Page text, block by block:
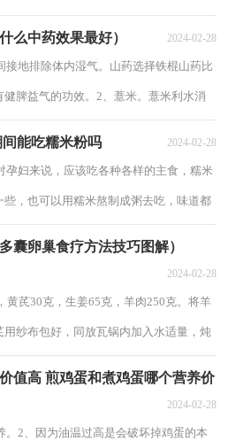
么中药效果最好） 2024-02-28
地排除体内湿气。山药选择铁棍山药比
脾益气的功效。2、薏米。薏米利水消
能吃糯米粉吗 2024-02-28
妇来说，应该吃各种各样的主食，糯米
，也可以用糯米熬制成粥去吃，味道都
囊卵巢食疗方法技巧图解）
2024-02-28
芪30克，生姜65克，羊肉250克。将羊
纱布包好，同放瓦锅内加入水适量，炖
值高 煎鸡蛋和煮鸡蛋哪个营养价
2024-02-28
2、因为油温过高是会破坏掉鸡蛋的本